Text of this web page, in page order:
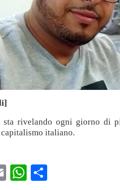
sta rivelando ogni giorno di
italiano.
EmailWhatsApp